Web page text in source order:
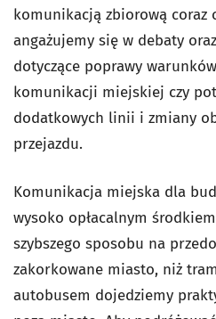
komunikacją zbiorową coraz
angażujemy się w debaty
dotyczące poprawy
komunikacji miejskiej czy
dodatkowych linii i zmiany
przejazdu.
Komunikacja miejska dla
wysoko opłacalnym
szybszego sposobu na
zakorkowane miasto, niż
autobusem dojedziemy